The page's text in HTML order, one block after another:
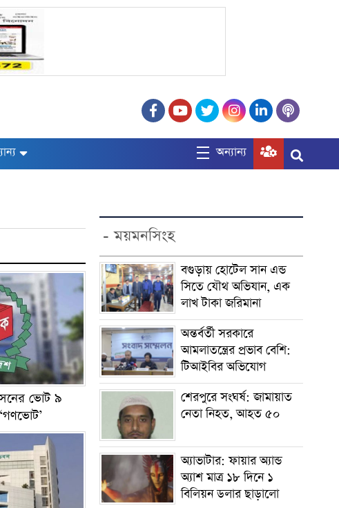
অন্যান্য
ভোট ৯
- ময়মনসিংহ
বগুড়ায় হোটেল সান এন্ড
সিতে যৌথ অভিযান, এক
লাখ টাকা জরিমানা
অন্তর্বর্তী সরকারে
আমলাতন্ত্রের প্রভাব বেশি:
টিআইবির অভিযোগ
শেরপুরে সংঘর্ষ: জামায়াত
নেতা নিহত, আহত ৫০
অ্যাভাটার: ফায়ার অ্যান্ড
অ্যাশ মাত্র ১৮ দিনে ১
বিলিয়ন ডলার ছাড়ালো